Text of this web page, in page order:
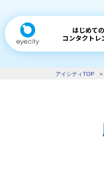
はじめての
コンタクトレ
アイシティTOP >